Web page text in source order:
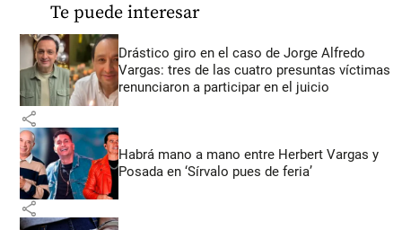
Te puede interesar
Drástico giro en el caso de Jorge Alfredo
Vargas: tres de las cuatro presuntas víctimas
renunciaron a participar en el juicio
share
Habrá mano a mano entre Herbert Vargas y
Posada en ‘Sírvalo pues de feria’
share